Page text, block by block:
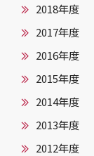
2018年度
2017年度
2016年度
2015年度
2014年度
2013年度
2012年度